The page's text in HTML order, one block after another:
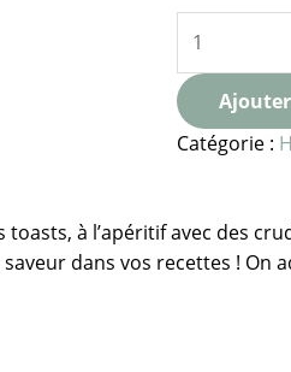
Catégorie :
à l’apéritif avec des
dans vos recettes ! On